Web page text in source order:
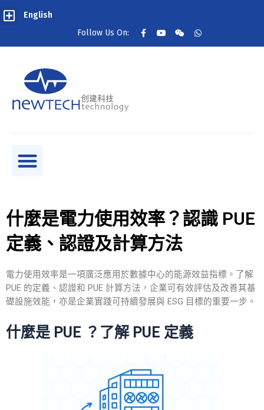
English
Follow Us On:
什麼是電力使用效率？認識 PUE
定義、認證及計算方法
電力使用效率是一項廣泛應用於數據中心的能源效益指標。了解
PUE 的定義 、 認證和 PUE 計算方法 ，企業可有效評估及改善其基
礎設施效能，亦是企業實踐可持續發展與 ESG 目標的重要一步。
什麼是 PUE ？了解 PUE 定義